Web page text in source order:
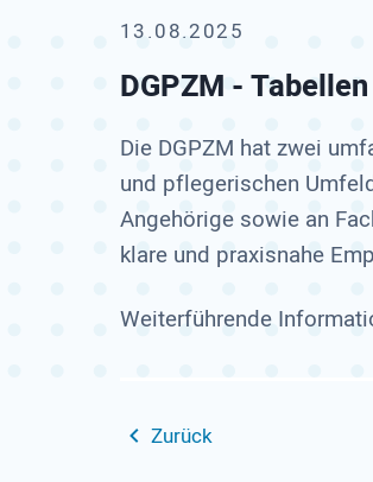
13.08.2025
DGPZM -
Die DGPZM hat zwei
und pflegerischen
Angehörige sowie an
klare und praxisnahe
Weiterführende
Zurück